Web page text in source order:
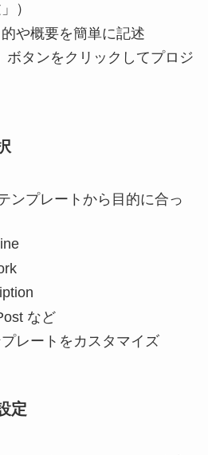
）
や概要を簡単に記述
ボタンをクリックしてプロジ
ンプレートから目的に合っ
など
レートをカスタマイズ
定